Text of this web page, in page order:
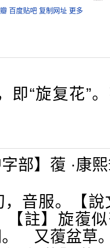
百度贴吧 复制网址 更多
“旋复花”
字部】蕧 ·康
，音服。【
【註】旋蕧
。 又蕧盆草